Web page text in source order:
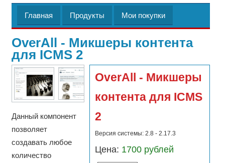
Главная Продукты Мои покупки
OverAll - Микшеры контента
для ICMS 2
OverAll - Микшеры
контента для ICMS
2
Версия системы: 2.8 - 2.17.3
Цена: 1700 рублей
Данный компонент
позволяет
создавать любое
количество